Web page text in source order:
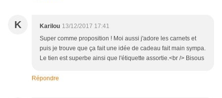
K Karilou 13/12/2017 17:41
Super comme proposition ! Moi aussi j'adore les carnets et
puis je trouve que ça fait une idée de cadeau fait main sympa.
Le tien est superbe ainsi que l'étiquette assortie.<br /> Bisous
Répondre